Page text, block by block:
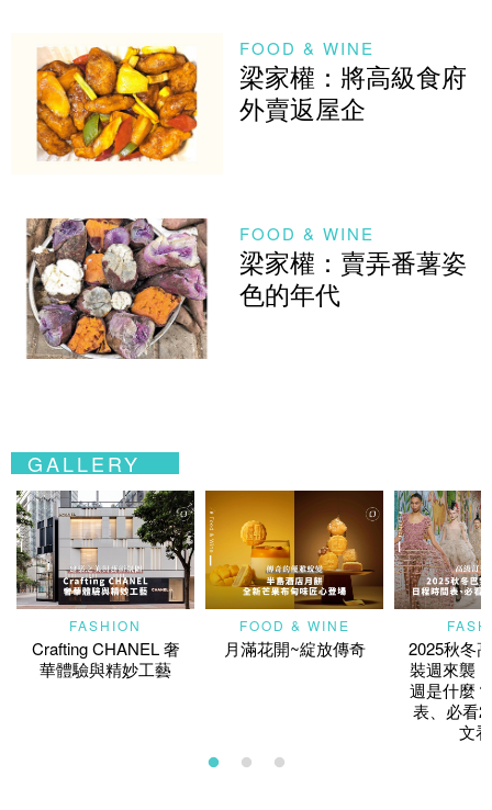
FOOD & WINE
梁家權：將高級食府
外賣返屋企
FOOD & WINE
梁家權：賣弄番薯姿
色的年代
GALLERY
FASHION
Crafting CHANEL 奢
華體驗與精妙工藝
FOOD & WINE
月滿花開~綻放傳奇
2025秋冬
裝週來襲
週是什麼
表、必看
文